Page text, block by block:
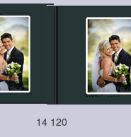
14 120